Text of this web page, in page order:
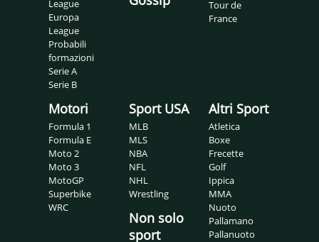
League
Europa
League
Probabili
formazioni
Serie A
Serie B
Tour de
France
Motori
Formula 1
Formula E
Moto 2
Moto 3
MotoGP
Superbike
WRC
Sport USA
MLB
MLS
NBA
NFL
NHL
Wrestling
Non solo
sport
Altri Sport
Atletica
Boxe
Frecette
Golf
Ippica
MMA
Nuoto
Pallamano
Pallanuoto